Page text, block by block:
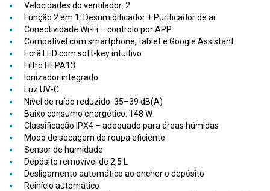
Velocidades do ventilador: 2
Função 2 em 1: Desumidificador + Purificador de ar
Conectividade Wi-Fi – controlo por APP
Compatível com smartphone, tablet e Google Assistant
Ecrã LED com soft-key intuitivo
Filtro HEPA13
Ionizador integrado
Luz UV-C
Nível de ruído reduzido: 35–39 dB(A)
Baixo consumo energético: 148 W
Classificação IPX4 – adequado para áreas húmidas
Modo de secagem de roupa eficiente
Sensor de humidade
Depósito removível de 2,5 L
Desligamento automático ao encher o depósito
Reinício automático